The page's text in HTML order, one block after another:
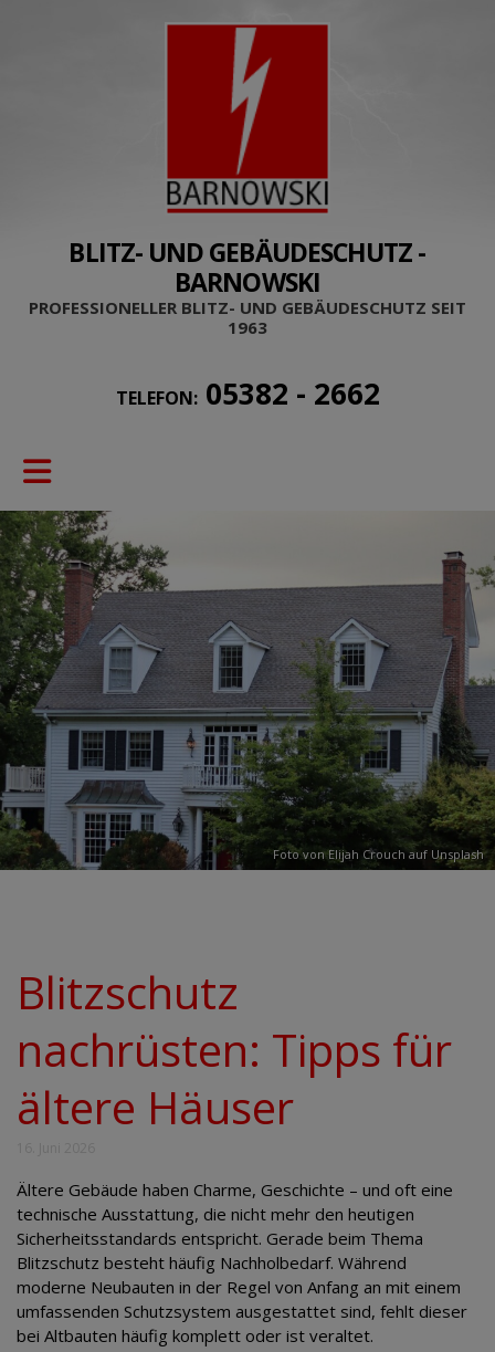
BLITZ- UND GEBÄUDESCHUTZ -
BARNOWSKI
PROFESSIONELLER BLITZ- UND GEBÄUDESCHUTZ SEIT
1963
TELEFON: 05382 - 2662
Foto von Elijah Crouch auf Unsplash
Blitzschutz
nachrüsten: Tipps für
ältere Häuser
Ältere Gebäude haben Charme, Geschichte – und oft eine
technische Ausstattung, die nicht mehr den heutigen
Sicherheitsstandards entspricht. Gerade beim Thema
Blitzschutz besteht häufig Nachholbedarf. Während
moderne Neubauten in der Regel von Anfang an mit einem
umfassenden Schutzsystem ausgestattet sind, fehlt dieser
bei Altbauten häufig komplett oder ist veraltet.